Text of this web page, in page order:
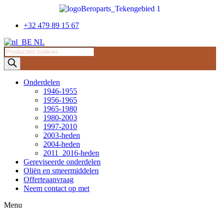
inhoud+32 479 89 15 67
NL
Producten
zoeken
Onderdelen
1946-1955
1956-1965
1965-1980
1980-2003
1997-2010
2003-heden
2004-heden
2011_2016-heden
Gereviseerde onderdelen
Oliën en smeermiddelen
Offerteaanvraag
Neem contact op met
Menu